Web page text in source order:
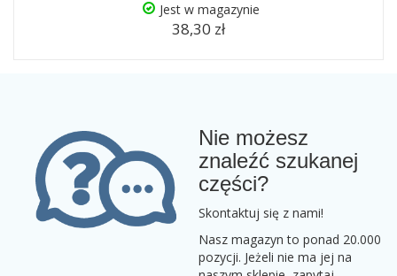
Jest w magazynie
38,30 zł
Nie możesz
znaleźć szukanej
części?
Skontaktuj się z nami!
Nasz magazyn to ponad 20.000
pozycji. Jeżeli nie ma jej na